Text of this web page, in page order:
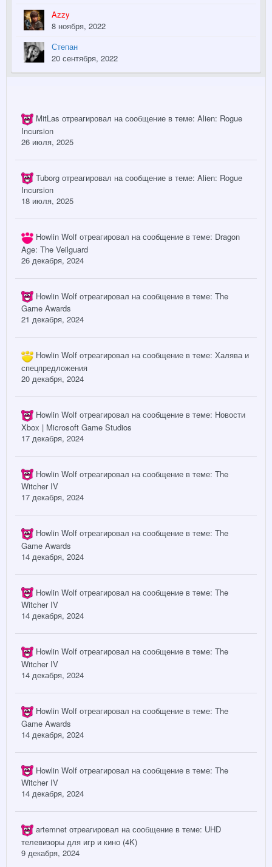
Azzy
8 ноября, 2022
Степан
20 сентября, 2022
MitLas отреагировал на сообщение в теме: Alien: Rogue
Incursion
26 июля, 2025
Tuborg отреагировал на сообщение в теме: Alien: Rogue
Incursion
18 июля, 2025
Howlin Wolf отреагировал на сообщение в теме: Dragon
Age: The Veilguard
26 декабря, 2024
Howlin Wolf отреагировал на сообщение в теме: The
Game Awards
21 декабря, 2024
Howlin Wolf отреагировал на сообщение в теме: Халява и
спецпредложения
20 декабря, 2024
Howlin Wolf отреагировал на сообщение в теме: Новости
Xbox | Microsoft Game Studios
17 декабря, 2024
Howlin Wolf отреагировал на сообщение в теме: The
Witcher IV
17 декабря, 2024
Howlin Wolf отреагировал на сообщение в теме: The
Game Awards
14 декабря, 2024
Howlin Wolf отреагировал на сообщение в теме: The
Witcher IV
14 декабря, 2024
Howlin Wolf отреагировал на сообщение в теме: The
Witcher IV
14 декабря, 2024
Howlin Wolf отреагировал на сообщение в теме: The
Game Awards
14 декабря, 2024
Howlin Wolf отреагировал на сообщение в теме: The
Witcher IV
14 декабря, 2024
artemnet отреагировал на сообщение в теме: UHD
телевизоры для игр и кино (4K)
9 декабря, 2024